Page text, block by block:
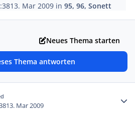
13. Mar 2009 in95, 96, Sonett
Neues Thema starten
Thema antworten
13. Mar 2009